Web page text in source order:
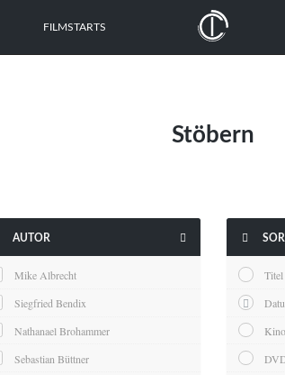
FILMSTARTS
Stöbern
AUTOR 
Mike Albrecht
Siegfried Bendix
Nathanael Brohammer
Sebastian Büttner

Titel